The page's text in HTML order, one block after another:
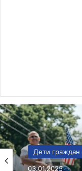
31.12.2024